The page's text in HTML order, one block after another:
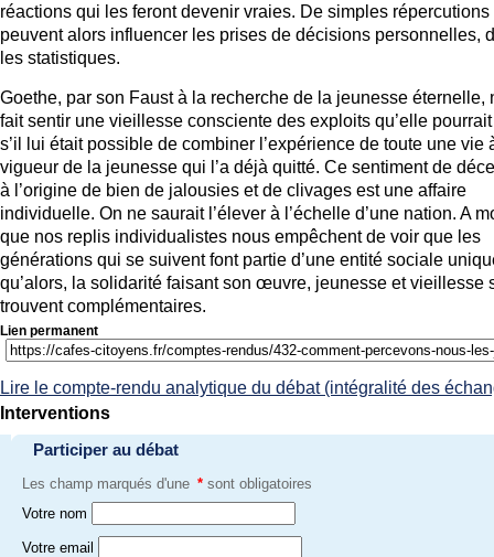
réactions qui les feront devenir vraies. De simples répercutions
peuvent alors influencer les prises de décisions personnelles,
les statistiques.
Goethe, par son Faust à la recherche de la jeunesse éternelle,
fait sentir une vieillesse consciente des exploits qu’elle
s’il lui était possible de combiner l’expérience de toute une vie
vigueur de la jeunesse qui l’a déjà quitté. Ce sentiment de
à l’origine de bien de jalousies et de clivages est une affaire
individuelle. On ne saurait l’élever à l’échelle d’une nation. A
que nos replis individualistes nous empêchent de voir que les
générations qui se suivent font partie d’une entité sociale
qu’alors, la solidarité faisant son œuvre, jeunesse et vieillesse
trouvent complémentaires.
Lien permanent
Lire le compte-rendu analytique du débat (intégralité des
Interventions
Participer au débat
Les champ marqués d'une * sont obligatoires
Votre nom
Votre email